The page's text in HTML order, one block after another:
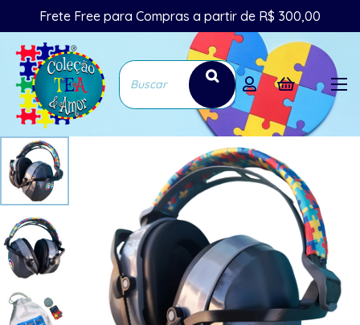
Frete Free para Compras a partir de R$ 300,00